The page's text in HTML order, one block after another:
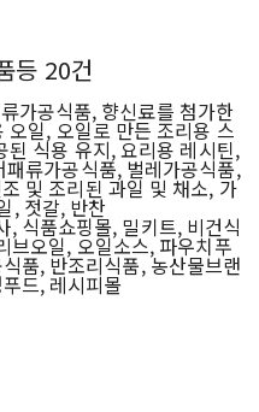
등 20건
가공식품, 향신료를 첨가한
일, 오일로 만든 조리용 스
식용 유지, 요리용 레시틴,
류가공식품, 벌레가공식품,
및 조리된 과일 및 채소, 가
, 젓갈, 반찬
, 식품쇼핑몰, 밀키트, 비건식
브오일, 오일소스, 파우치푸
품, 반조리식품, 농산물브랜
드, 레시피몰